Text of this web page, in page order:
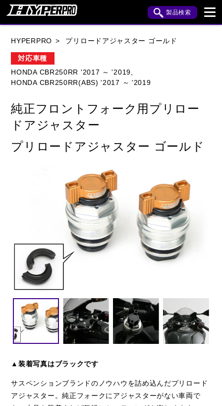
製品検索
YAMAHA
KAWASAKI APRILIA BENELLI BMW
BUELL CAGIVA
HARLEY DAVIDSON HUSQVANA
KTM MOTO GUZZI
MV AGUSTA ROYAL ENFIELD
HYPERPRO プリロードアジャスター ゴールド
対応車種
HONDA CBR250RR '2017 ～ '2019,
HONDA CBR250RR(ABS) '2017 ～ '2019
純正フロントフォーク用プリロー
ドアジャスター
プリロードアジャスター ゴールド
▲装着写真はブラックです
サスペンションブランドのノウハウを詰め込んだプリロード
アジャスター。純正フォークにアジャスターがない車両で